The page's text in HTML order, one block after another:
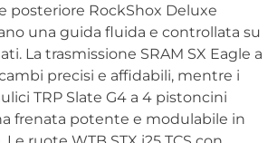
posteriore RockShox Deluxe
una guida fluida e controllata su
La trasmissione SRAM SX Eagle a
precisi e affidabili, mentre i
TRP Slate G4 a 4 pistoncini
frenata potente e modulabile in